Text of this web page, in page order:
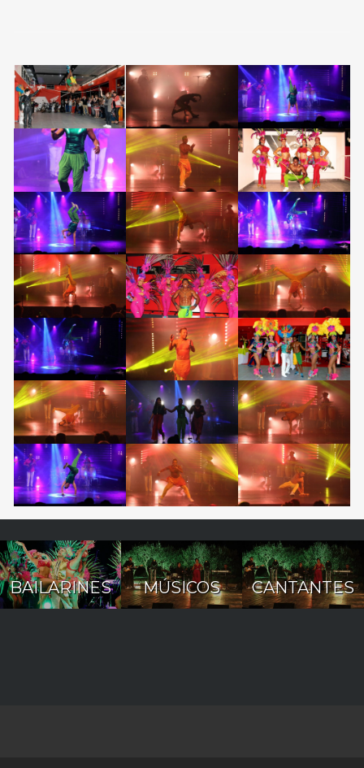
BAILARINES MÚSICOS CANTANTES